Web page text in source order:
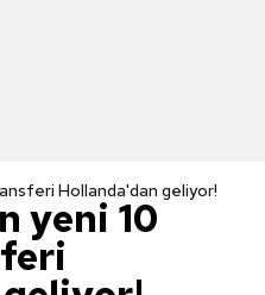
Hollanda'dan geliyor!
yeni 10